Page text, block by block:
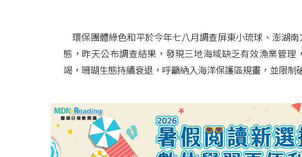
環保團體綠色和平於今年七八月調查屏東小琉球、澎湖
態，昨天公布調查結果，發現三地海域缺乏有效漁業管理
竭，珊瑚生態持續衰退，呼籲納入海洋保護區規畫，並限制